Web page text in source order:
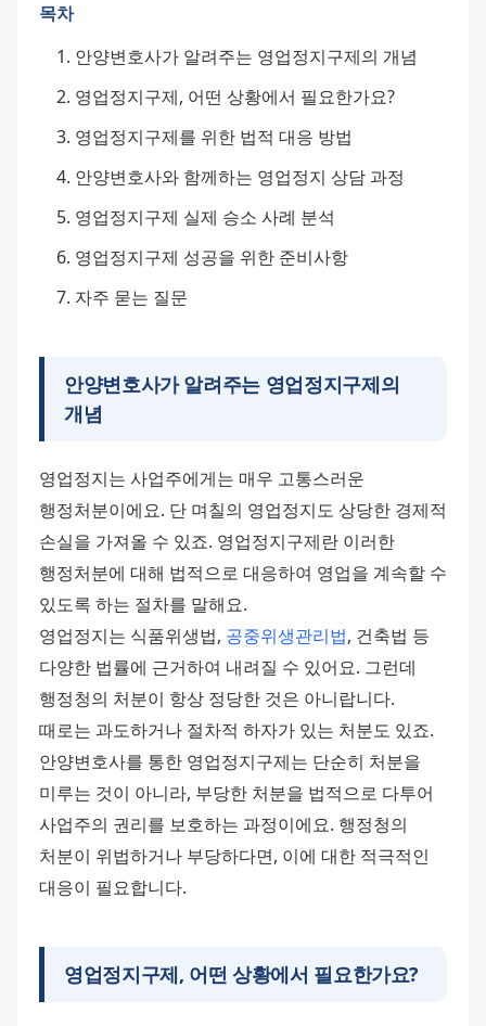
목차
안양변호사가 알려주는 영업정지구제의 개념
영업정지구제, 어떤 상황에서 필요한가요?
영업정지구제를 위한 법적 대응 방법
안양변호사와 함께하는 영업정지 상담 과정
영업정지구제 실제 승소 사례 분석
영업정지구제 성공을 위한 준비사항
자주 묻는 질문
안양변호사가 알려주는 영업정지구제의
개념
영업정지는 사업주에게는 매우 고통스러운
행정처분이에요. 단 며칠의 영업정지도 상당한 경제적
손실을 가져올 수 있죠. 영업정지구제란 이러한
행정처분에 대해 법적으로 대응하여 영업을 계속할 수
있도록 하는 절차를 말해요.
영업정지는 식품위생법, 공중위생관리법, 건축법 등
다양한 법률에 근거하여 내려질 수 있어요. 그런데
행정청의 처분이 항상 정당한 것은 아니랍니다.
때로는 과도하거나 절차적 하자가 있는 처분도 있죠.
안양변호사를 통한 영업정지구제는 단순히 처분을
미루는 것이 아니라, 부당한 처분을 법적으로 다투어
사업주의 권리를 보호하는 과정이에요. 행정청의
처분이 위법하거나 부당하다면, 이에 대한 적극적인
대응이 필요합니다.
영업정지구제, 어떤 상황에서 필요한가요?